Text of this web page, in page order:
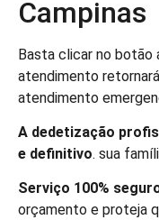
Campinas
Basta clicar no botão
atendimento
atendimento
A dedetização
e definitivo. sua
Serviço 100%
orçamento e proteja